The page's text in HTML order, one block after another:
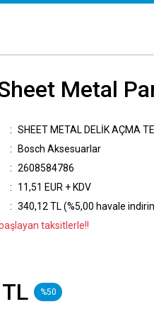
Metal
SHEET METAL DELİK AÇMA
Bosch Aksesuarlar
2608584786
11,51 EUR + KDV
340,12 TL (%5,00 havale
taksitlerle!!
%50